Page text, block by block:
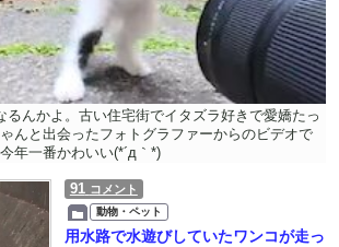
るんかよ。古い住宅街でイタズラ好きで愛嬌たっ
んと出会ったフォトグラファーからのビデオで
年一番かわいい(*´д｀*)
91 コメント
動物・ペット
用水路で水遊びしていたワンコが走っ